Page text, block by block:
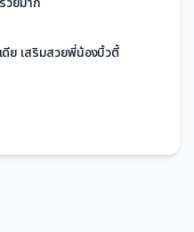
ดีย เสริมสวยพี่น้องบิ้วตี้